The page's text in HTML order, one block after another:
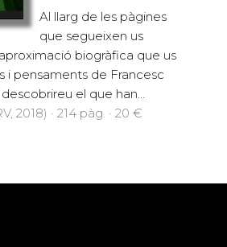
Al llarg de les pàgines
que segueixen us
biogràfica que us
i pensaments de Francesc
el que han...
2018) · 214 pàg. · 20 €